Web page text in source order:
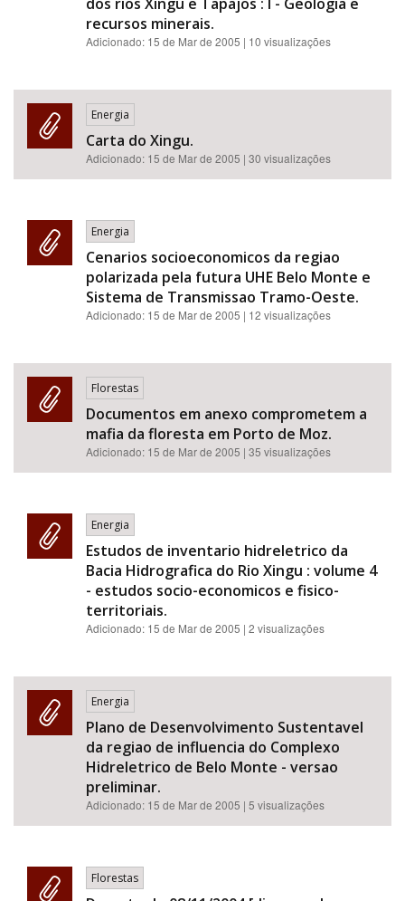
recursos minerais.
Adicionado: 15 de Mar de 2005 | 10 visualizações
Energia
Carta do Xingu.
Adicionado: 15 de Mar de 2005 | 30 visualizações
Energia
Cenarios socioeconomicos da regiao
polarizada pela futura UHE Belo Monte e
Sistema de Transmissao Tramo-Oeste.
Adicionado: 15 de Mar de 2005 | 12 visualizações
Florestas
Documentos em anexo comprometem a
mafia da floresta em Porto de Moz.
Adicionado: 15 de Mar de 2005 | 35 visualizações
Energia
Estudos de inventario hidreletrico da
Bacia Hidrografica do Rio Xingu : volume 4
- estudos socio-economicos e fisico-
territoriais.
Adicionado: 15 de Mar de 2005 | 2 visualizações
Energia
Plano de Desenvolvimento Sustentavel
da regiao de influencia do Complexo
Hidreletrico de Belo Monte - versao
preliminar.
Adicionado: 15 de Mar de 2005 | 5 visualizações
Florestas